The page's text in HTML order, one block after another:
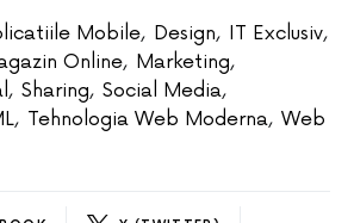
Mobile, Design, IT Exclusiv,
Online, Marketing,
, Sharing, Social Media,
, Tehnologia Web Moderna, Web